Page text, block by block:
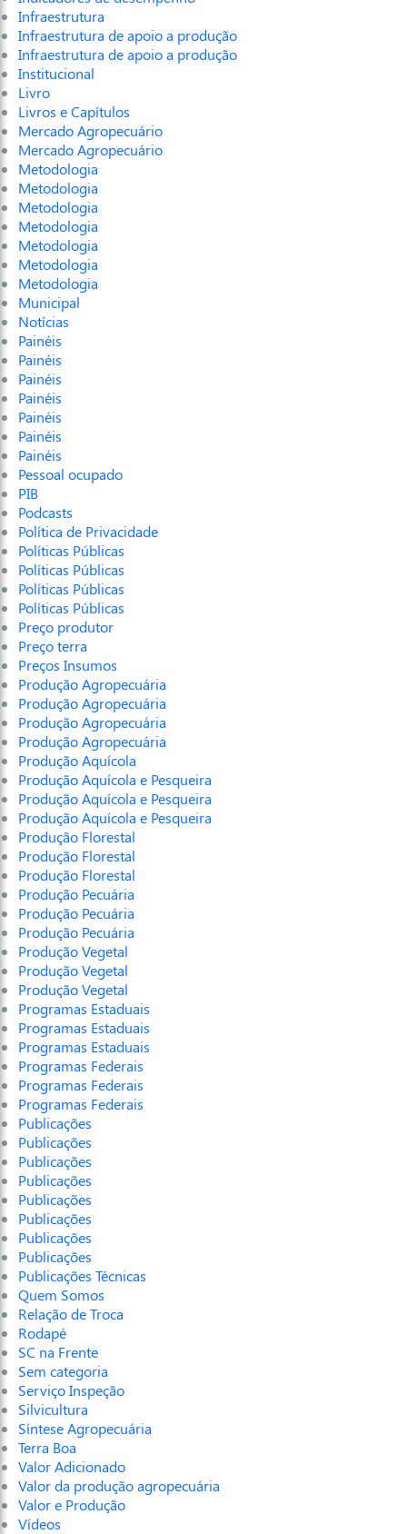
Infraestrutura
Infraestrutura de apoio a produção
Infraestrutura de apoio a produção
Institucional
Livro
Livros e Capítulos
Mercado Agropecuário
Mercado Agropecuário
Metodologia
Metodologia
Metodologia
Metodologia
Metodologia
Metodologia
Metodologia
Municipal
Notícias
Painéis
Painéis
Painéis
Painéis
Painéis
Painéis
Painéis
Pessoal ocupado
PIB
Podcasts
Política de Privacidade
Políticas Públicas
Políticas Públicas
Políticas Públicas
Políticas Públicas
Preço produtor
Preço terra
Preços Insumos
Produção Agropecuária
Produção Agropecuária
Produção Agropecuária
Produção Agropecuária
Produção Aquícola
Produção Aquícola e Pesqueira
Produção Aquícola e Pesqueira
Produção Aquícola e Pesqueira
Produção Florestal
Produção Florestal
Produção Florestal
Produção Pecuária
Produção Pecuária
Produção Pecuária
Produção Vegetal
Produção Vegetal
Produção Vegetal
Programas Estaduais
Programas Estaduais
Programas Estaduais
Programas Federais
Programas Federais
Programas Federais
Publicações
Publicações
Publicações
Publicações
Publicações
Publicações
Publicações
Publicações
Publicações Técnicas
Quem Somos
Relação de Troca
Rodapé
SC na Frente
Sem categoria
Serviço Inspeção
Silvicultura
Síntese Agropecuária
Terra Boa
Valor Adicionado
Valor da produção agropecuária
Valor e Produção
Vídeos